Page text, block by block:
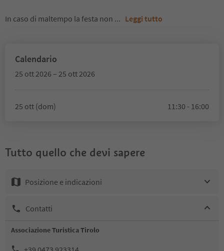
In caso di maltempo la festa non ... Leggi tutto
Calendario
25 ott 2026 – 25 ott 2026
25 ott (dom) 11:30 - 16:00
Tutto quello che devi sapere
Posizione e indicazioni
Contatti
Associazione Turistica Tirolo